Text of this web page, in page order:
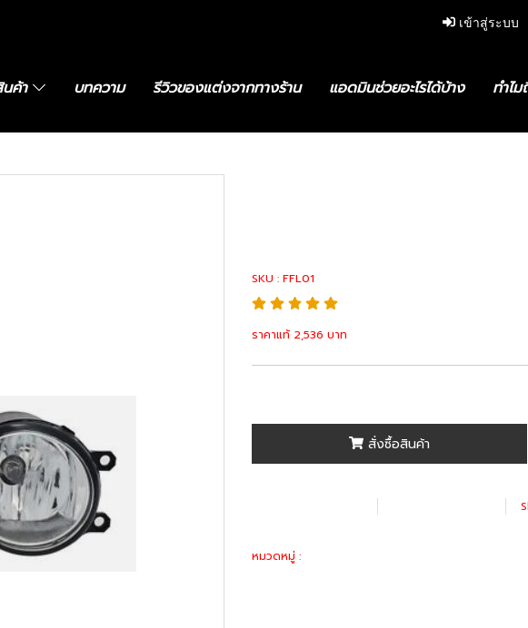
เข้าสู่ระบบ
ค้า บทความ รีวิวของแต่งจากทางร้าน แอดมินช่วยอะไรได้บ้าง ทำไ
SKU : FFL01
ราคาแท้ 2,536 บาท
สั่งซื้อสินค้า
หมวดหมู่ :